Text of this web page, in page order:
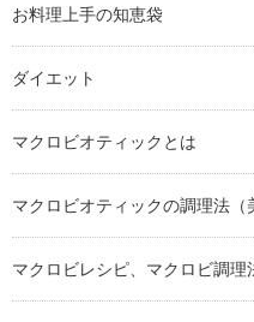
お料理上手の知恵袋
ダイエット
マクロビオティックとは
マクロビオティックの調理法（
マクロビレシピ、マクロビ調理